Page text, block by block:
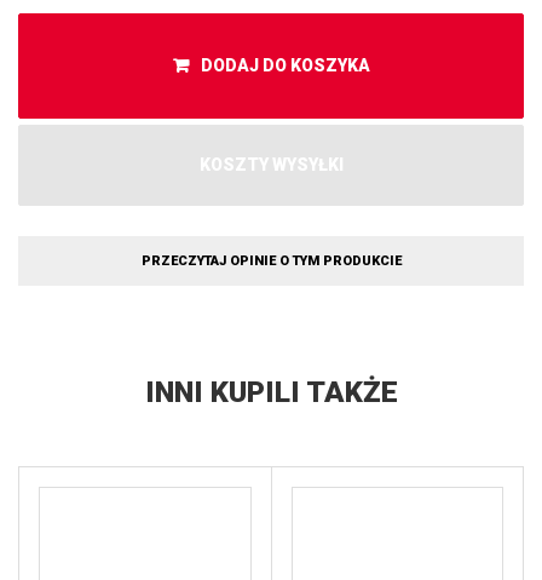
DODAJ DO KOSZYKA
KOSZTY WYSYŁKI
PRZECZYTAJ OPINIE O TYM PRODUKCIE
INNI KUPILI TAKŻE